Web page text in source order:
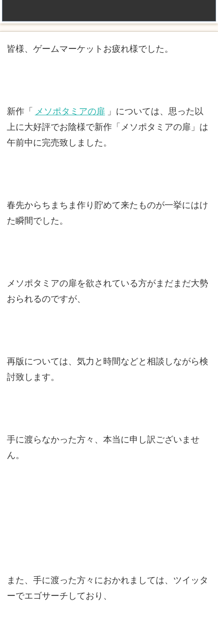
皆様、ゲームマーケットお疲れ様でした。
新作「 メソポタミアの扉 」については、思った以
上に大好評でお陰様で新作「メソポタミアの扉」は
午前中に完売致しました。
春先からちまちま作り貯めて来たものが一挙にはけ
た瞬間でした。
メソポタミアの扉を欲されている方がまだまだ大勢
おられるのですが、
再版については、気力と時間などと相談しながら検
討致します。
手に渡らなかった方々、本当に申し訳ございませ
ん。
また、手に渡った方々におかれましては、ツイッタ
ーでエゴサーチしており、